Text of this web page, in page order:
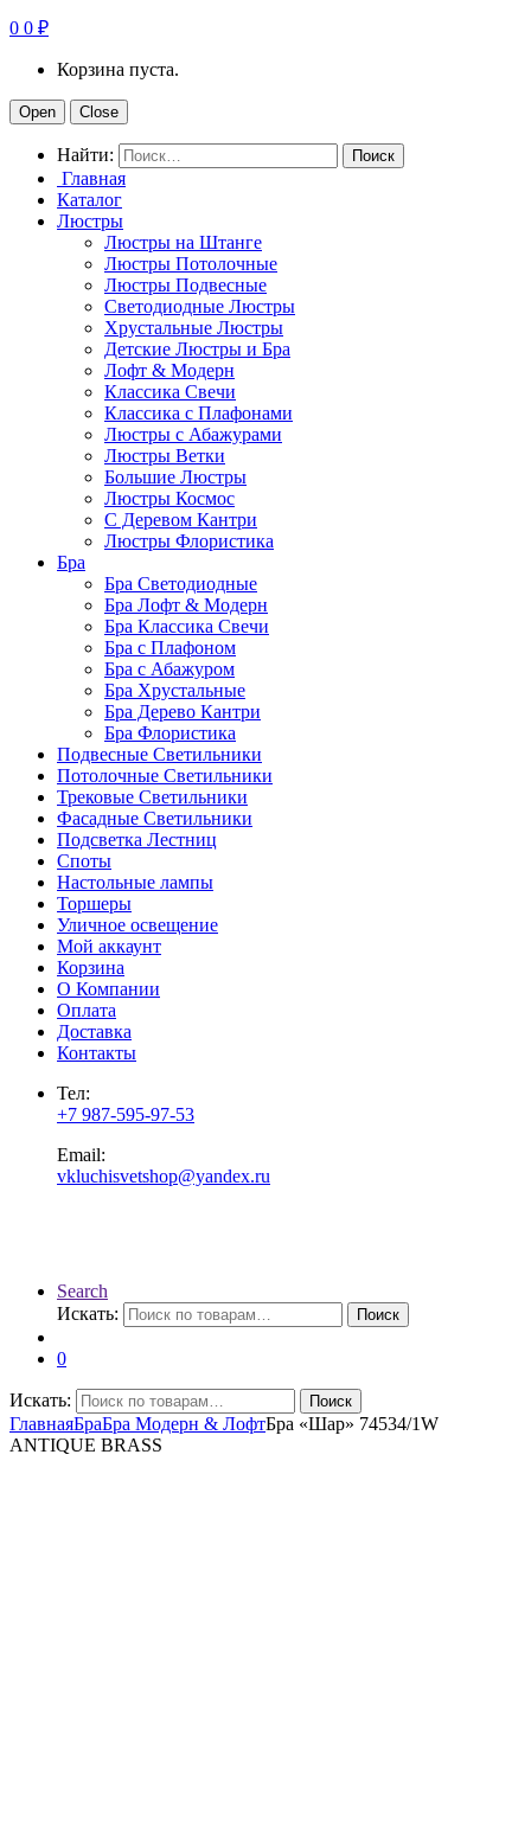
0 0 ₽
Корзина пуста.
Open Close
Найти:
Главная
Каталог
Люстры
Люстры на Штанге
Люстры Потолочные
Люстры Подвесные
Светодиодные Люстры
Хрустальные Люстры
Детские Люстры и Бра
Лофт & Модерн
Классика Свечи
Классика с Плафонами
Люстры с Абажурами
Люстры Ветки
Большие Люстры
Люстры Космос
С Деревом Кантри
Люстры Флористика
Бра
Бра Светодиодные
Бра Лофт & Модерн
Бра Классика Свечи
Бра с Плафоном
Бра с Абажуром
Бра Хрустальные
Бра Дерево Кантри
Бра Флористика
Подвесные Светильники
Потолочные Светильники
Трековые Светильники
Фасадные Светильники
Подсветка Лестниц
Споты
Настольные лампы
Торшеры
Уличное освещение
Мой аккаунт
Корзина
О Компании
Оплата
Доставка
Контакты
Тел:
+7 987-595-97-53
Email:
vkluchisvetshop@yandex.ru
Search
Искать:
Поиск
0
Искать: Поиск
ГлавнаяБраБра Модерн & ЛофтБра «Шар» 74534/1W
ANTIQUE BRASS